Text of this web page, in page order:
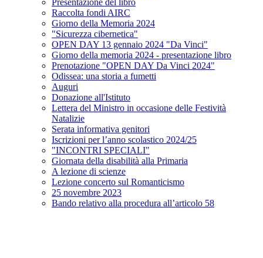
Presentazione del libro
Raccolta fondi AIRC
Giorno della Memoria 2024
"Sicurezza cibernetica"
OPEN DAY 13 gennaio 2024 "Da Vinci"
Giorno della memoria 2024 - presentazione libro
Prenotazione "OPEN DAY Da Vinci 2024"
Odissea: una storia a fumetti
Auguri
Donazione all'Istituto
Lettera del Ministro in occasione delle Festività
Natalizie
Serata informativa genitori
Iscrizioni per l’anno scolastico 2024/25
"INCONTRI SPECIALI"
Giornata della disabilità alla Primaria
A lezione di scienze
Lezione concerto sul Romanticismo
25 novembre 2023
Bando relativo alla procedura all’articolo 58